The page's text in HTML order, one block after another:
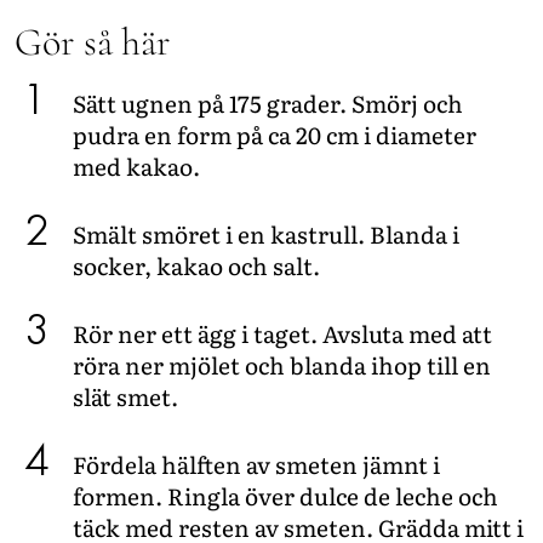
Gör så här
Sätt ugnen på 175 grader. Smörj och
pudra en form på ca 20 cm i diameter
med kakao.
Smält smöret i en kastrull. Blanda i
socker, kakao och salt.
Rör ner ett ägg i taget. Avsluta med att
röra ner mjölet och blanda ihop till en
slät smet.
Fördela hälften av smeten jämnt i
formen. Ringla över dulce de leche och
täck med resten av smeten. Grädda mitt i